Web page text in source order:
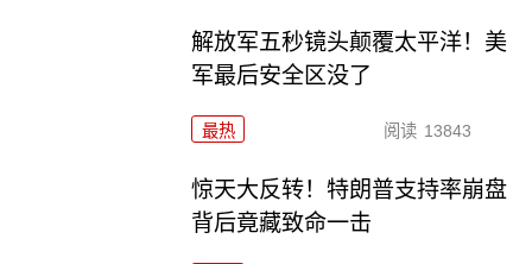
解放军五秒镜头颠覆太平洋！美
军最后安全区没了
最热 阅读 13843
惊天大反转！特朗普支持率崩盘
背后竟藏致命一击